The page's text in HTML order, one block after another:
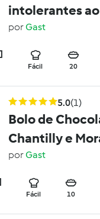
intolerantes
ovos
porGast
Fácil 20
5.0(1)
Bolo de
Chantilly e
(S/Glúten|S/
porGast
Fácil 10